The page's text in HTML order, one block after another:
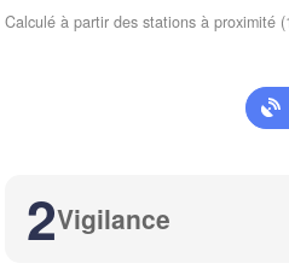
Calculé à partir des stations à proximité
2Vigilance
Salzburg